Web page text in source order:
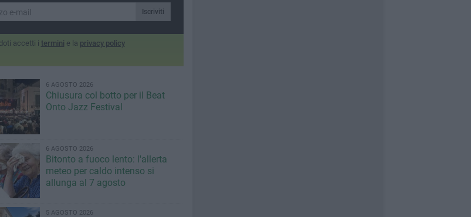
Iscriviti
accetti i termini e la privacy policy
6 AGOSTO 2026
Chiusura col botto per il Beat
Onto Jazz Festival
6 AGOSTO 2026
Bitonto a fuoco lento: l'allerta
meteo per caldo intenso si
allunga al 7 agosto
5 AGOSTO 2026